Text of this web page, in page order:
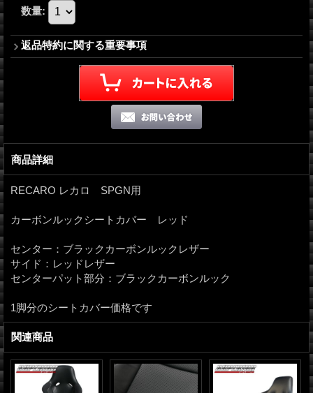
数量:
返品特約に関する重要事項
商品詳細
RECARO レカロ SPGN用
カーボンルックシートカバー レッド
センター：ブラックカーボンルックレザー
サイド：レッドレザー
センターパット部分：ブラックカーボンルック
1脚分のシートカバー価格です
関連商品